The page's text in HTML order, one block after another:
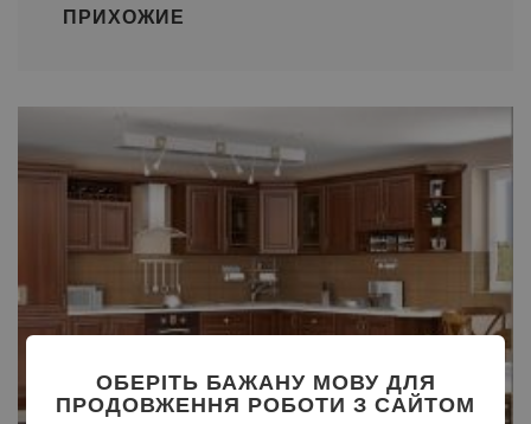
ПРИХОЖИЕ
ОБЕРІТЬ БАЖАНУ МОВУ ДЛЯ
ПРОДОВЖЕННЯ РОБОТИ З САЙТОМ